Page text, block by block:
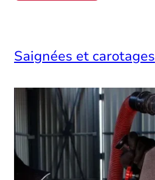
Saignées et carotages